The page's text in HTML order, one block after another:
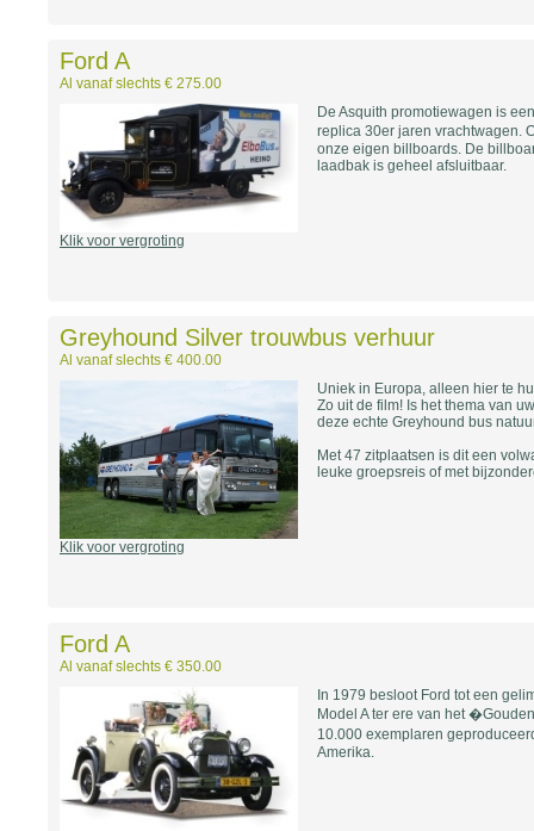
Ford A
Al vanaf slechts € 275.00
Klik voor vergroting
De Asquith promotiewagen is
replica 30er jaren
onze eigen billboards. De
laadbak is geheel afsluitbaar.
Greyhound Silver trouwbus verhuur
Al vanaf slechts € 400.00
Klik voor vergroting
Uniek in Europa, alleen hier te
Zo uit de film! Is het thema van
deze echte Greyhound bus
Met 47 zitplaatsen is dit een
leuke groepsreis of met
Ford A
Al vanaf slechts € 350.00
In 1979 besloot Ford tot een
Model A ter ere van het
10.000 exemplaren
Amerika.